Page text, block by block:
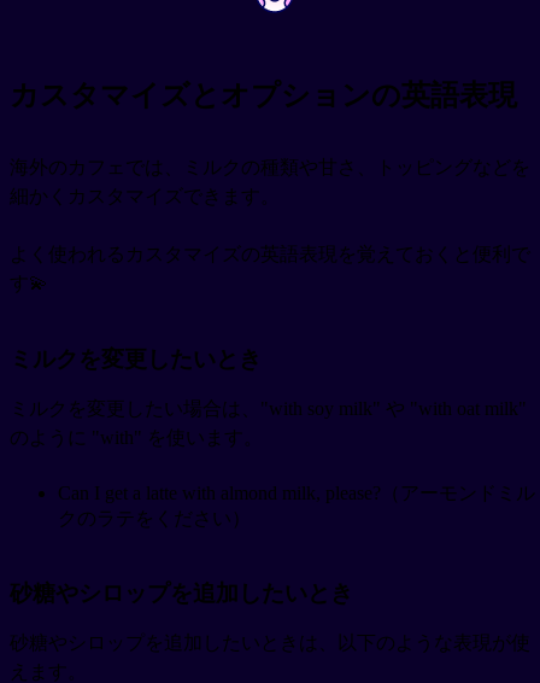
カスタマイズとオプションの英語表現
海外のカフェでは、ミルクの種類や甘さ、トッピングなどを
細かくカスタマイズできます。
よく使われるカスタマイズの英語表現を覚えておくと便利で
す💫
ミルクを変更したいとき
ミルクを変更したい場合は、"with soy milk" や "with oat milk"
のように "with" を使います。
Can I get a latte with almond milk, please?（アーモンドミル
クのラテをください）
砂糖やシロップを追加したいとき
砂糖やシロップを追加したいときは、以下のような表現が使
えます。